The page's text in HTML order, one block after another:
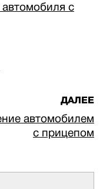
с
ДАЛЕЕ
автомобилем
с прицепом